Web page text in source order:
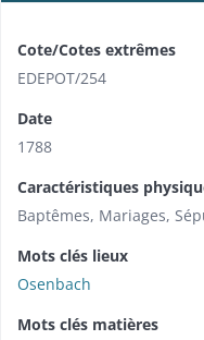
Cote/Cotes extrêmes
EDEPOT/254
Date
1788
Caractéristiques
Baptêmes, Mariages,
Mots clés lieux
Osenbach
Mots clés matières